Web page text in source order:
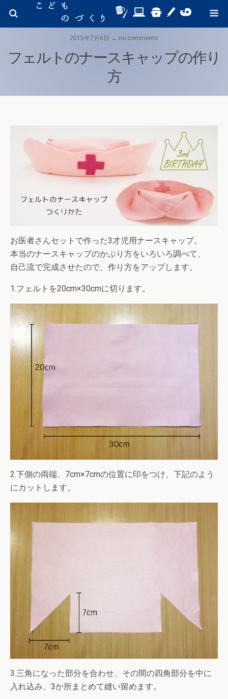
2015年7月6日 ↔ no comments
フェルトのナースキャップの作り
方
お医者さんセットで作った3才児用ナースキャップ。
本当のナースキャップのかぶり方をいろいろ調べて、
自己流で完成させたので、作り方をアップします。
1.フェルトを20cm×30cmに切ります。
2.下側の両端、7cm×7cmの位置に印をつけ、下記のよう
にカットします。
3.三角になった部分を合わせ、その間の四角部分を中に
入れ込み、3か所まとめて縫い留めます。